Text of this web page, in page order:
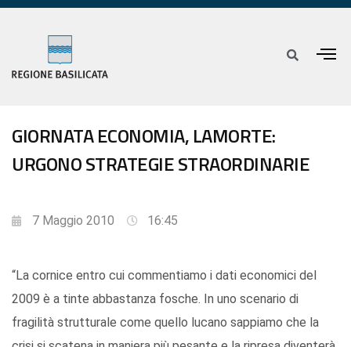
GIORNATA ECONOMIA, LAMORTE:
URGONO STRATEGIE STRAORDINARIE
7 Maggio 2010 16:45
“La cornice entro cui commentiamo i dati economici del
2009 è a tinte abbastanza fosche. In uno scenario di
fragilità strutturale come quello lucano sappiamo che la